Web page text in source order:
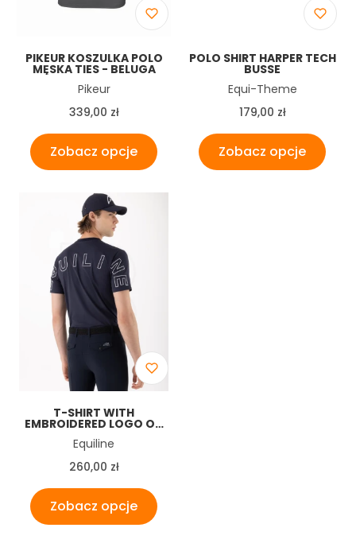
PIKEUR KOSZULKA POLO
MĘSKA TIES - BELUGA
Producent
Pikeur
Cena
339,00 zł
Zobacz opcje
POLO SHIRT HARPER TECH
BUSSE
Producent
Equi-Theme
Cena
179,00 zł
Zobacz opcje
T-SHIRT WITH
EMBROIDERED LOGO ON
Producent
Equiline
Cena
260,00 zł
Zobacz opcje